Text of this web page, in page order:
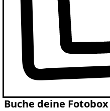
Buche deine Fotobox